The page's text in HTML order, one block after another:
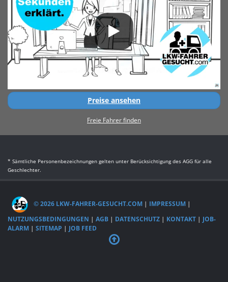
Preise ansehen
Freie Fahrer finden
* Sämtliche Personenbezeichnungen gelten unter Berücksichtigung des AGG für alle
Geschlechter.
© 2026 LKW-FAHRER-GESUCHT.COM | IMPRESSUM |
NUTZUNGSBEDINGUNGEN | AGB | DATENSCHUTZ | KONTAKT | JOB-
ALARM | SITEMAP | JOB FEED